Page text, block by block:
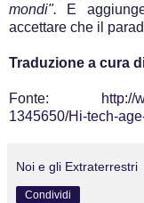
mondi". E
accettare che il
Traduzione a cura
Fonte:
http://
1345650/Hi-tech-
Noi e gli Extraterrestri
Condividi